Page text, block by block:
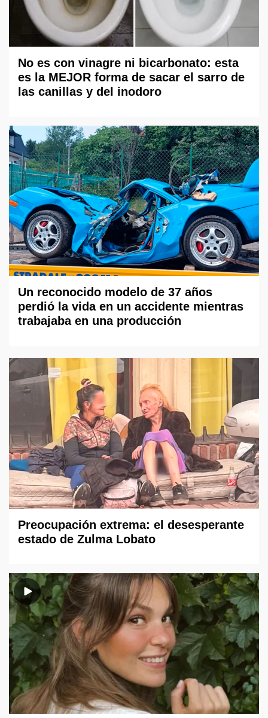
No es con vinagre ni bicarbonato: esta
es la MEJOR forma de sacar el sarro de
las canillas y del inodoro
Un reconocido modelo de 37 años
perdió la vida en un accidente mientras
trabajaba en una producción
Preocupación extrema: el desesperante
estado de Zulma Lobato